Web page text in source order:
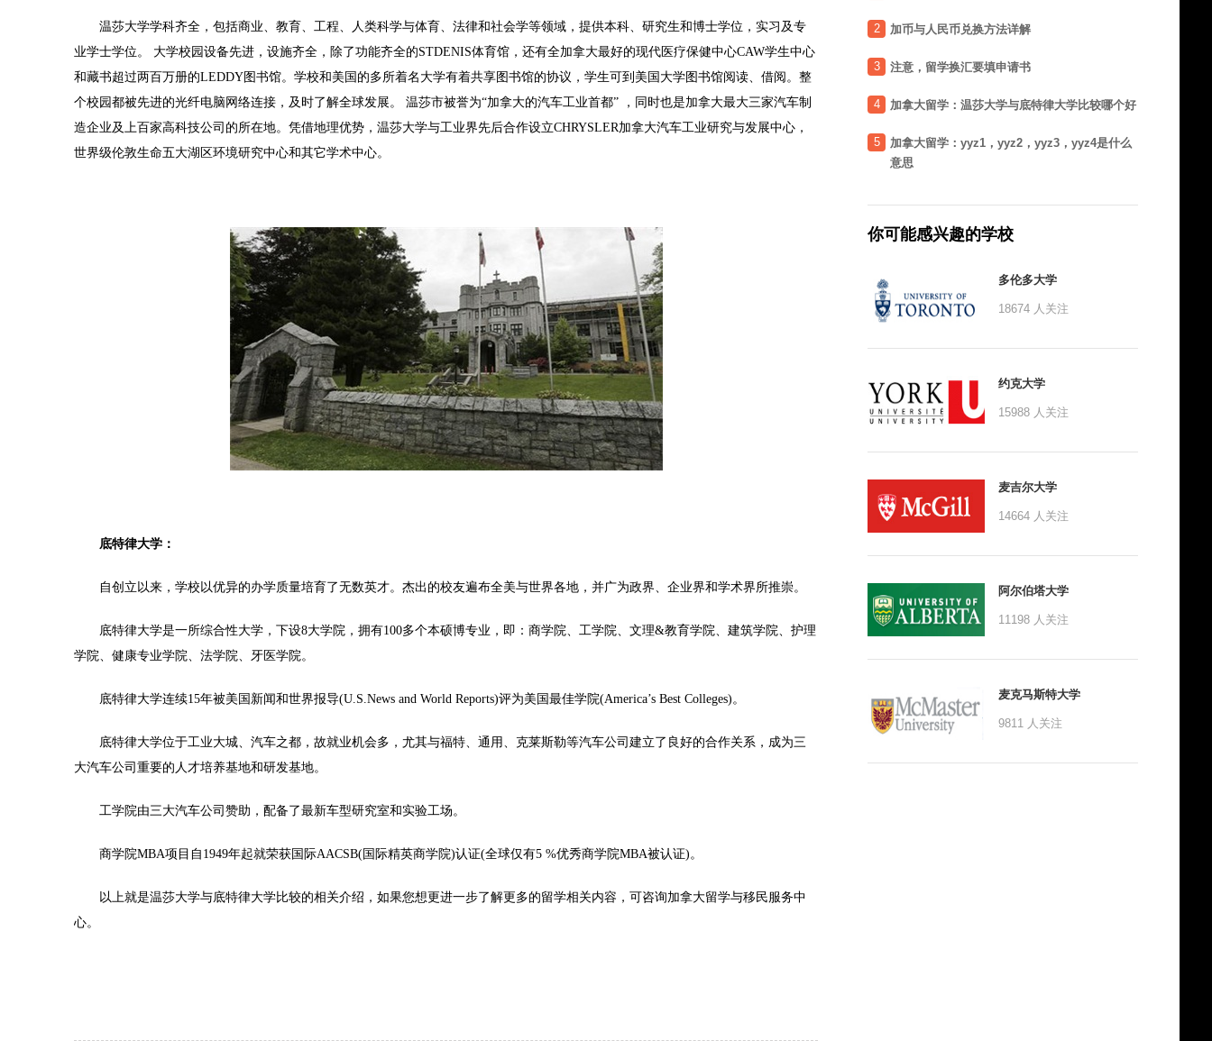
温莎大学学科齐全，包括商业、教育、工程、人类科学与体育、法律和社会学等领域，提供本科、研究生和博士学位，实习及专
业学士学位。 大学校园设备先进，设施齐全，除了功能齐全的STDENIS体育馆，还有全加拿大最好的现代医疗保健中心CAW学生中心
和藏书超过两百万册的LEDDY图书馆。学校和美国的多所着名大学有着共享图书馆的协议，学生可到美国大学图书馆阅读、借阅。整
个校园都被先进的光纤电脑网络连接，及时了解全球发展。 温莎市被誉为“加拿大的汽车工业首都” ，同时也是加拿大最大三家汽车制
造企业及上百家高科技公司的所在地。凭借地理优势，温莎大学与工业界先后合作设立CHRYSLER加拿大汽车工业研究与发展中心，
世界级伦敦生命五大湖区环境研究中心和其它学术中心。
底特律大学：
自创立以来，学校以优异的办学质量培育了无数英才。杰出的校友遍布全美与世界各地，并广为政界、企业界和学术界所推崇。
底特律大学是一所综合性大学，下设8大学院，拥有100多个本硕博专业，即：商学院、工学院、文理&教育学院、建筑学院、护理
学院、健康专业学院、法学院、牙医学院。
底特律大学连续15年被美国新闻和世界报导(U.S.News and World Reports)评为美国最佳学院(America’s Best Colleges)。
底特律大学位于工业大城、汽车之都，故就业机会多，尤其与福特、通用、克莱斯勒等汽车公司建立了良好的合作关系，成为三
大汽车公司重要的人才培养基地和研发基地。
工学院由三大汽车公司赞助，配备了最新车型研究室和实验工场。
商学院MBA项目自1949年起就荣获国际AACSB(国际精英商学院)认证(全球仅有5 %优秀商学院MBA被认证)。
以上就是温莎大学与底特律大学比较的相关介绍，如果您想更进一步了解更多的留学相关内容，可咨询加拿大留学与移民服务中
心。
2 加币与人民币兑换方法详解
3 注意，留学换汇要填申请书
4 加拿大留学：温莎大学与底特律大学比较哪个好
5
加拿大留学：yyz1，yyz2，yyz3，yyz4是什么
意思
你可能感兴趣的学校
多伦多大学
18674 人关注
约克大学
15988 人关注
麦吉尔大学
14664 人关注
阿尔伯塔大学
11198 人关注
麦克马斯特大学
9811 人关注